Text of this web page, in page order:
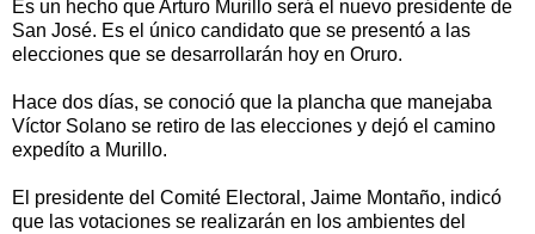
Es un hecho que Arturo Murillo será el nuevo presidente de
San José. Es el único candidato que se presentó a las
elecciones que se desarrollarán hoy en Oruro.
Hace dos días, se conoció que la plancha que manejaba
Víctor Solano se retiro de las elecciones y dejó el camino
expedíto a Murillo.
El presidente del Comité Electoral, Jaime Montaño, indicó
que las votaciones se realizarán en los ambientes del